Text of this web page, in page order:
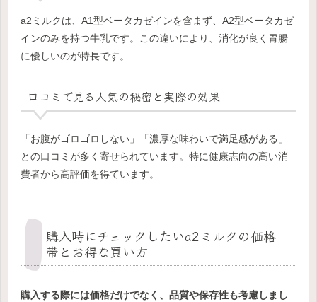
a2ミルクは、A1型ベータカゼインを含まず、A2型ベータカゼ
インのみを持つ牛乳です。この違いにより、消化が良く胃腸
に優しいのが特長です。
口コミで見る人気の秘密と実際の効果
「お腹がゴロゴロしない」「濃厚な味わいで満足感がある」
との口コミが多く寄せられています。特に健康志向の高い消
費者から高評価を得ています。
購入時にチェックしたいa2ミルクの価格
帯とお得な買い方
購入する際には価格だけでなく、品質や保存性も考慮しまし